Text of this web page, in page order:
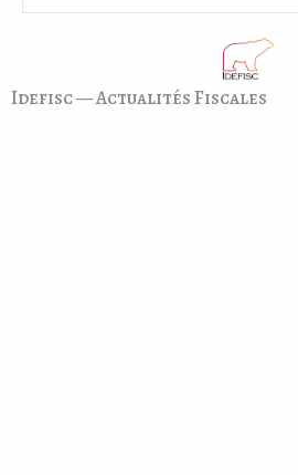
Idefisc — Actualités Fiscales